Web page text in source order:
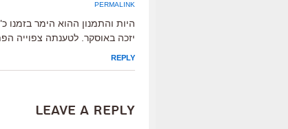
PERMALINK
היות והתמנון ההוא הימר
יזכה באוסקר. לטענתה צפוייה
REPLY
Leave a Reply